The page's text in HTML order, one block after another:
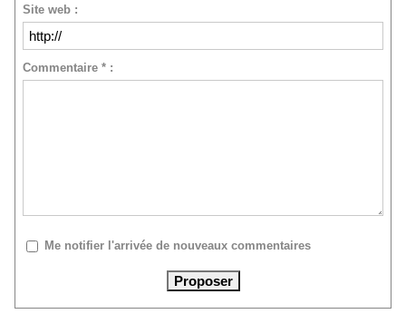
Site web :
Commentaire * :
Me notifier l'arrivée de nouveaux commentaires